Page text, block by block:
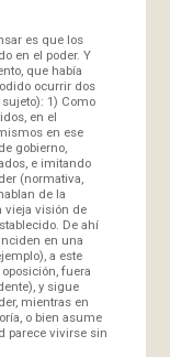
es que los
en el poder. Y
que había
ocurrir dos
1) Como
en el
en ese
gobierno,
e imitando
(normativa,
de la
vieja visión de
De ahí
en una
a este
fuera
y sigue
mientras en
o bien asume
parece vivirse sin